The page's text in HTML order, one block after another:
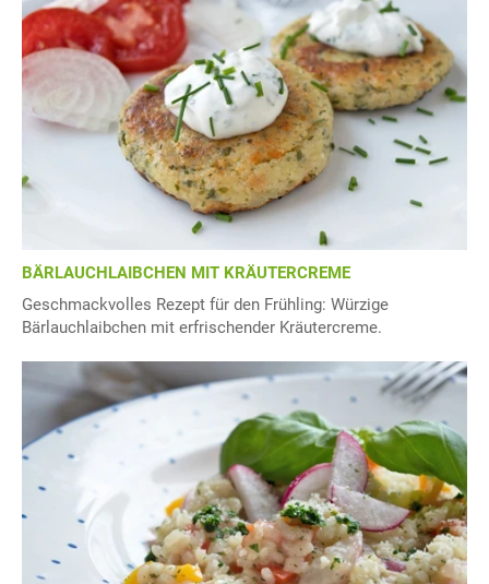
BÄRLAUCHLAIBCHEN MIT KRÄUTERCREME
Geschmackvolles Rezept für den Frühling: Würzige
Bärlauchlaibchen mit erfrischender Kräutercreme.